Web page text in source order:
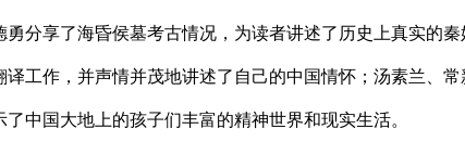
分享了海昏侯墓考古情况，为读者讲述了历史上真实的
工作，并声情并茂地讲述了自己的中国情怀；汤素兰、
中国大地上的孩子们丰富的精神世界和现实生活。